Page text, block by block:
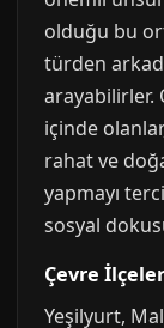
olduğu bu
türden
arayabilirler.
içinde
rahat ve
yapmayı
sosyal
Çevre
Yeşilyurt,